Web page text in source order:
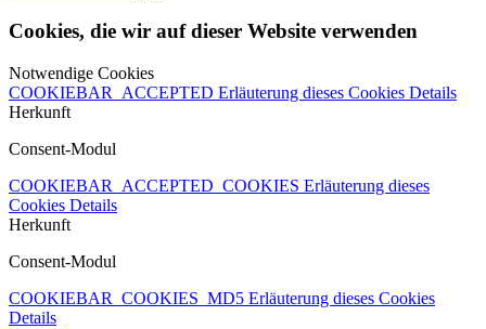
Cookies, die wir auf dieser Website verwenden
Notwendige Cookies
COOKIEBAR_ACCEPTED Erläuterung dieses Cookies Details
Herkunft
Consent-Modul
COOKIEBAR_ACCEPTED_COOKIES Erläuterung dieses
Cookies Details
Herkunft
Consent-Modul
COOKIEBAR_COOKIES_MD5 Erläuterung dieses Cookies
Details